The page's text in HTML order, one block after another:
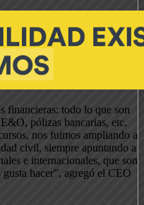
financieras: todo lo que son
pólizas bancarias, etc.
nos fuimos ampliando a
civil, siempre apuntando a
e internacionales, que son
hacer”, agregó el CEO